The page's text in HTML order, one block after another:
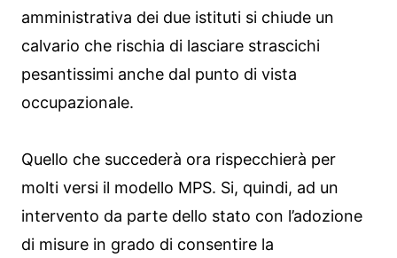
amministrativa dei due istituti si chiude un
calvario che rischia di lasciare strascichi
pesantissimi anche dal punto di vista
occupazionale.
Quello che succederà ora rispecchierà per
molti versi il modello MPS. Si, quindi, ad un
intervento da parte dello stato con l’adozione
di misure in grado di consentire la